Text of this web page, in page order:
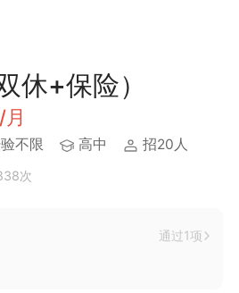
休+保险）
不限 高中 招20人
次
通过1项